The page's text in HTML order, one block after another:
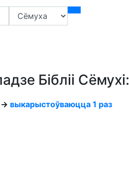
Бібліі Сёмухі:
→ выкарыстоўваюцца 1 раз